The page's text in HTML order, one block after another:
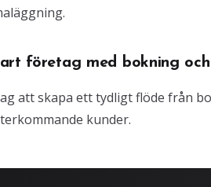
företag med bokning
att skapa ett tydligt flöde från
kunder.